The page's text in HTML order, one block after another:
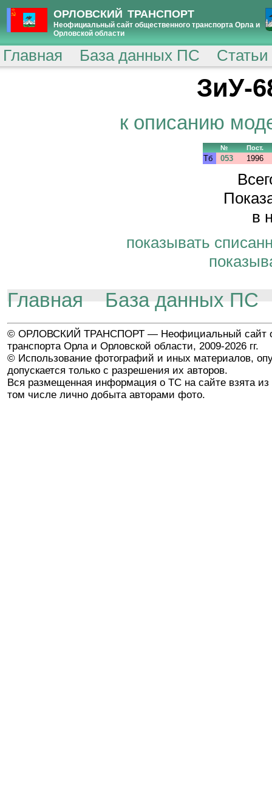
ОРЛОВСКИЙ ТРАНСПОРТ
Неофициальный сайт общественного транспорта Орла и
Орловской области
Главная База данных ПС
ЗиУ-
к описанию
№ Пост.
Тб 053 1996
в
показывать
Главная База данных ПС
© ОРЛОВСКИЙ ТРАНСПОРТ — Неофициальный сайт
транспорта Орла и Орловской области, 2009-2026 гг.
© Использование фотографий и иных материалов,
допускается только с разрешения их авторов.
Вся размещенная информация о ТС на сайте взята из
том числе лично добыта авторами фото.